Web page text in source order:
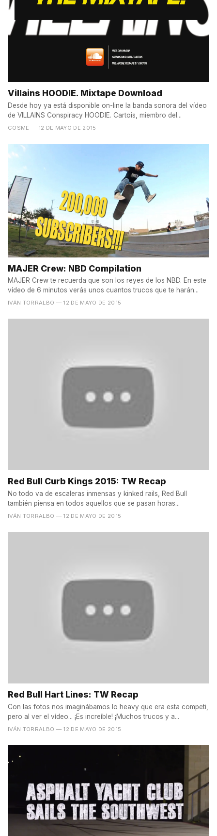
Villains HOODIE. Mixtape Download
Desde hoy ya está disponible on-line la banda sonora del vídeo
de VILLAINS Conspiracy HOODIE. Cartois, miembro del...
COSME — 12 DE MAYO DE 2015
MAJER Crew: NBD Compilation
MAJER Crew te recuerda que son los reyes de los NBD. En este
vídeo de 6 minutos verás unos cuantos trucos que te harán...
IVÁN TORRALBO — 12 DE MAYO DE 2015
Red Bull Curb Kings 2015: TW Recap
No todo va de escaleras inmensas y kinked rails, Red Bull
también piensa en todos aquellos que se pasan horas...
IVÁN TORRALBO — 12 DE MAYO DE 2015
Red Bull Hart Lines: TW Recap
Con las fotos nos imaginábamos lo heavy que era esta competi,
pero al ver el vídeo... ¡Es increíble! ¡Muchos trucos y a...
IVÁN TORRALBO — 12 DE MAYO DE 2015